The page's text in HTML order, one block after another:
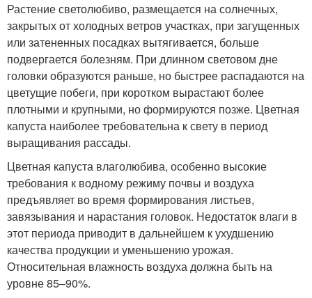
Растение светолюбиво, размещается на солнечных,
закрытых от холодных ветров участках, при загущенных
или затененных посадках вытягивается, больше
подвергается болезням. При длинном световом дне
головки образуются раньше, но быстрее распадаются на
цветущие побеги, при коротком вырастают более
плотными и крупными, но формируются позже. Цветная
капуста наиболее требовательна к свету в период
выращивания рассады.
Цветная капуста влаголюбива, особенно высокие
требования к водному режиму почвы и воздуха
предъявляет во время формирования листьев,
завязывания и нарастания головок. Недостаток влаги в
этот периода приводит в дальнейшем к ухудшению
качества продукции и уменьшению урожая.
Относительная влажность воздуха должна быть на
уровне 85–90%.